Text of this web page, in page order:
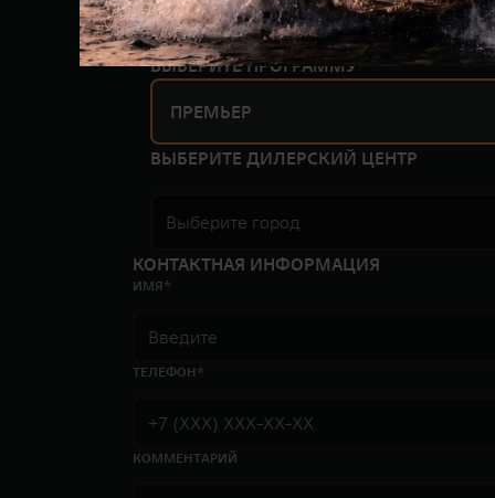
ДРАЙВ
ВЫБЕРИТЕ ПРОГРАММУ
ПРЕМЬЕР
ВЫБЕРИТЕ ДИЛЕРСКИЙ ЦЕНТР
Выберите город
КОНТАКТНАЯ ИНФОРМАЦИЯ
ИМЯ
ТЕЛЕФОН
КОММЕНТАРИЙ